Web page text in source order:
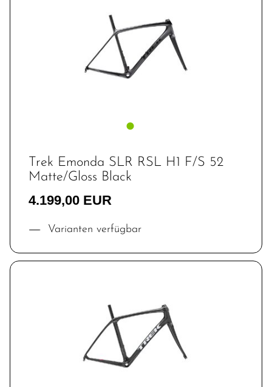
Trek Emonda SLR RSL H1 F/S 52
Matte/Gloss Black
4.199,00 EUR
Varianten verfügbar